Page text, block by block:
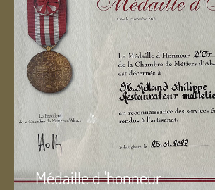
Médaille d 'honneur